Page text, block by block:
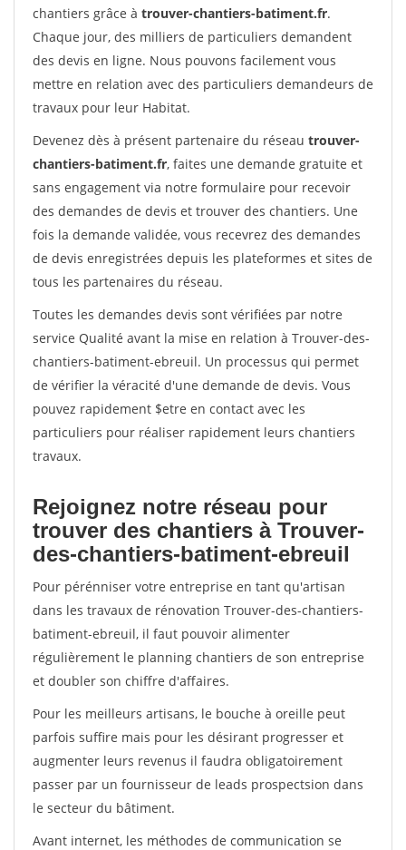
chantiers grâce à trouver-chantiers-batiment.fr.
Chaque jour, des milliers de particuliers demandent
des devis en ligne. Nous pouvons facilement vous
mettre en relation avec des particuliers demandeurs de
travaux pour leur Habitat.
Devenez dès à présent partenaire du réseau trouver-
chantiers-batiment.fr, faites une demande gratuite et
sans engagement via notre formulaire pour recevoir
des demandes de devis et trouver des chantiers. Une
fois la demande validée, vous recevrez des demandes
de devis enregistrées depuis les plateformes et sites de
tous les partenaires du réseau.
Toutes les demandes devis sont vérifiées par notre
service Qualité avant la mise en relation à Trouver-des-
chantiers-batiment-ebreuil. Un processus qui permet
de vérifier la véracité d'une demande de devis. Vous
pouvez rapidement $etre en contact avec les
particuliers pour réaliser rapidement leurs chantiers
travaux.
Rejoignez notre réseau pour
trouver des chantiers à Trouver-
des-chantiers-batiment-ebreuil
Pour pérénniser votre entreprise en tant qu'artisan
dans les travaux de rénovation Trouver-des-chantiers-
batiment-ebreuil, il faut pouvoir alimenter
régulièrement le planning chantiers de son entreprise
et doubler son chiffre d'affaires.
Pour les meilleurs artisans, le bouche à oreille peut
parfois suffire mais pour les désirant progresser et
augmenter leurs revenus il faudra obligatoirement
passer par un fournisseur de leads prospectsion dans
le secteur du bâtiment.
Avant internet, les méthodes de communication se